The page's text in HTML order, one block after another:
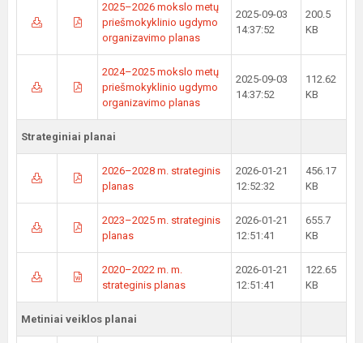
2025–2026 mokslo metų
priešmokyklinio ugdymo
organizavimo planas
2025-09-03
14:37:52
200.5
KB
2024–2025 mokslo metų
priešmokyklinio ugdymo
organizavimo planas
2025-09-03
14:37:52
112.62
KB
Strateginiai planai
2026–2028 m. strateginis
planas
2026-01-21
12:52:32
456.17
KB
2023–2025 m. strateginis
planas
2026-01-21
12:51:41
655.7
KB
2020–2022 m. m.
strateginis planas
2026-01-21
12:51:41
122.65
KB
Metiniai veiklos planai